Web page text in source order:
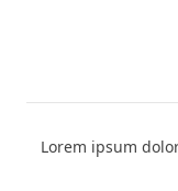
Lorem ipsum